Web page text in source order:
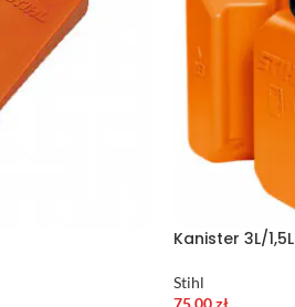
Kanister 3L/1,5L
Stihl